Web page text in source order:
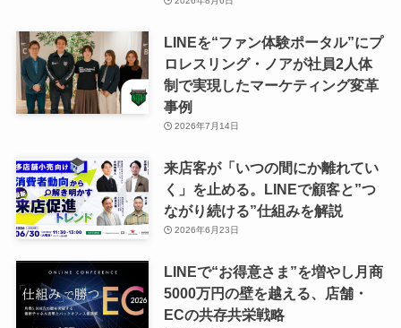
LINEを“ファン体験ポータル”にプ
ロレスリング・ノアが社員2人体
制で実現したマーケティング変革
事例
2026年7月14日
来店客が「いつの間にか離れてい
く」を止める。LINEで顧客と”つ
ながり続ける”仕組みを解説
2026年6月23日
LINEで“お得意さま”を増やし月商
5000万円の壁を越える、店舗・
ECの共存共栄戦略